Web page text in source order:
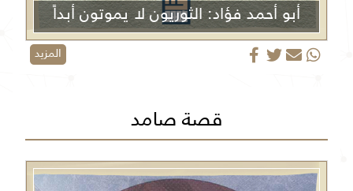
أبو أحمد فؤاد: الثوريون لا يموتون أبداً
المزيد
قصة صامد